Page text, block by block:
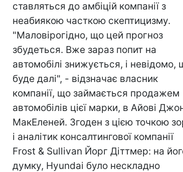
ставляться до амбіцій компанії з
неабиякою часткою скептицизму.
"Маловірогідно, що цей прогноз
збудеться. Вже зараз попит на
автомобілі знижується, і невідомо,
буде далі", - відзначає власник
компанії, що займається продажем
автомобілів цієї марки, в Айові
МакЕленей. Згоден з цією точкою
і аналітик консалтингової компанії
Frost & Sullivan Йорг Діттмер: на
думку, Hyundai було нескладно